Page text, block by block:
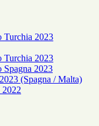
Turchia 2023
Turchia 2023
Spagna 2023
(Spagna / Malta)
2022